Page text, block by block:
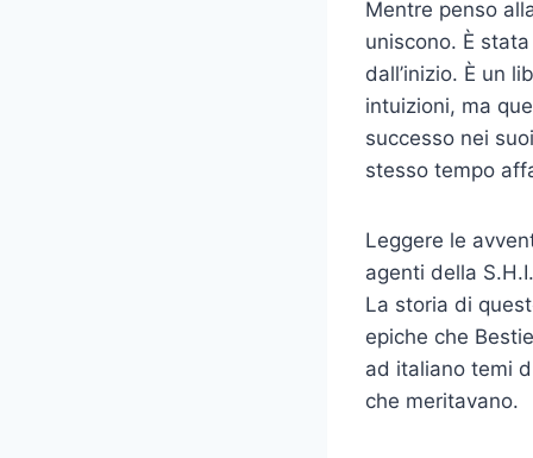
Mentre penso
uniscono. È
dall’inizio. È un
intuizioni, ma
successo nei
stesso tempo
Leggere le
agenti della
La storia di
epiche che
ad italiano temi
che meritavano.